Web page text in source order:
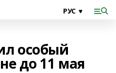
особый
до 11 мая